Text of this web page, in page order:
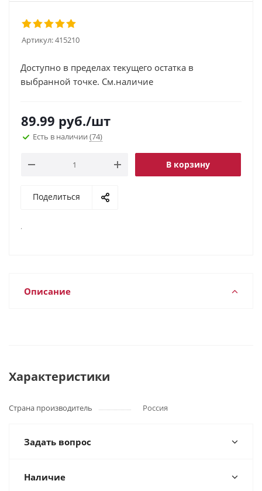
Артикул:415210
Доступно в пределах текущего остатка в
выбранной точке. См.наличие
89.99 руб./шт
Есть в наличии (74)
В корзину
Поделиться
.
Описание
Характеристики
Страна производитель Россия
Задать вопрос
Наличие